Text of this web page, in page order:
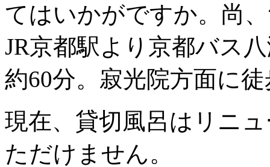
てはいかがですか。尚
JR京都駅より京都バス
約60分。寂光院方面に
現在、貸切風呂はリニ
ただけません。